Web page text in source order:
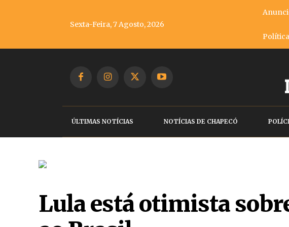
Sexta-Feira, 7 Agosto, 2026
ÚLTIMAS NOTÍCIAS NOTÍCIAS DE CHAPECÓ
Lula está otimista